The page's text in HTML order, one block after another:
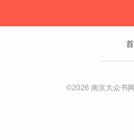
©2026 南京大众书